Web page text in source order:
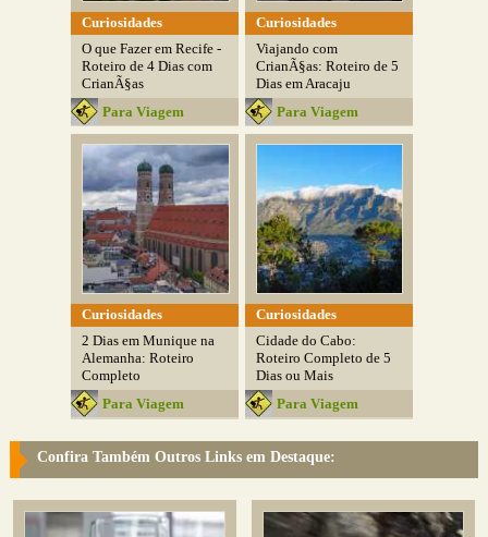
Curiosidades
O que Fazer em Recife -
Roteiro de 4 Dias com
CrianÃ§as
Para Viagem
Curiosidades
Viajando com
CrianÃ§as: Roteiro de 5
Dias em Aracaju
Para Viagem
Curiosidades
2 Dias em Munique na
Alemanha: Roteiro
Completo
Para Viagem
Curiosidades
Cidade do Cabo:
Roteiro Completo de 5
Dias ou Mais
Para Viagem
Confira Também Outros Links em Destaque: